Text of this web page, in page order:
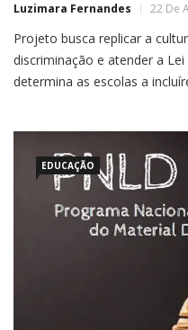
Luzimara Fernandes 22 De
Projeto busca replicar a
discriminação e atender a
determina as escolas a
EDUCAÇÃO